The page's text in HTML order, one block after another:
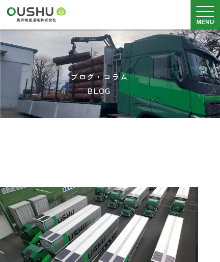
メニ
MENU
サービス内容
車両・倉庫
実績・事例
安全品質・SDGs
料金表
0225-82-5211
月~土
8：30~18：00
自動見積り
ブログ・コラム
BLOG